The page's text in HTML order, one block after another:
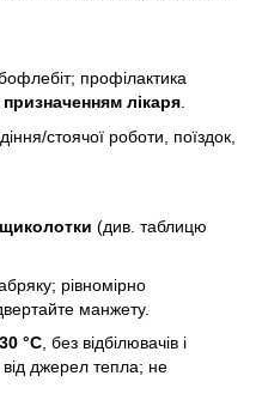
профілактика
призначенням лікаря.
стоячої роботи, поїздок,
(див. таблицю
рівномірно
манжету.
30 °C , без відбілювачів і
від джерел тепла; не